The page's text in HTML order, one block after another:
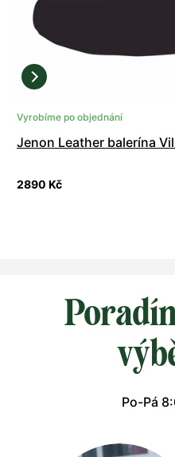
Vyrobíme po objednání
Jenon Leather balerína
2890 Kč
Po-Pá